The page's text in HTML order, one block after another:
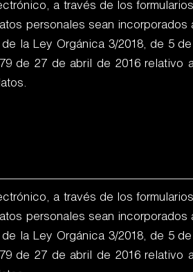
a través de los
personales sean
la Ley Orgánica 3/2018, de 5
de 27 de abril de 2016
a través de los
personales sean
la Ley Orgánica 3/2018, de 5
de 27 de abril de 2016